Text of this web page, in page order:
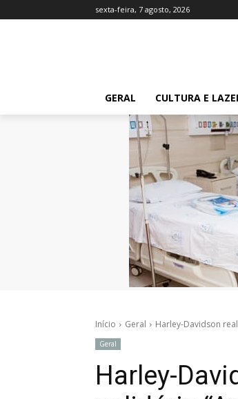
sexta-feira, 7 agosto, 2026
GERAL CULTURA E
Início Geral Harley-Davidson
Geral
Harley-